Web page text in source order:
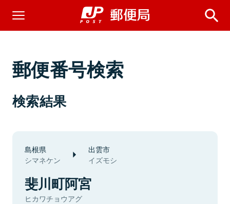
郵便番号検索
検索結果
島根県
シマネケン
出雲市
イズモシ
斐川町阿宮
ヒカワチョウアグ